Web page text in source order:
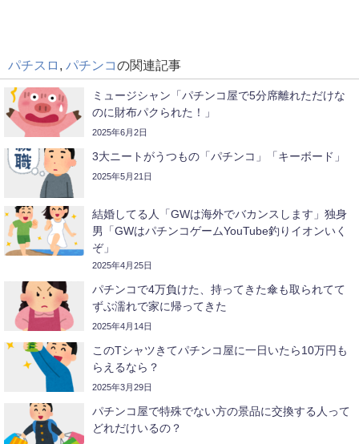
パチスロ , パチンコの関連記事
ミュージシャン「パチンコ屋で5分席離れただけな
のに財布パクられた！」
2025年6月2日
3大ニートがうつもの「パチンコ」「キーボード」
2025年5月21日
結婚してる人「GWは海外でバカンスします」独身
男「GWはパチンコゲームYouTube釣りイオンいく
ぞ」
2025年4月25日
パチンコで4万負けた、持ってきた傘も取られてて
ずぶ濡れで家に帰ってきた
2025年4月14日
このTシャツきてパチンコ屋に一日いたら10万円も
らえるなら？
2025年3月29日
パチンコ屋で特殊でない方の景品に交換する人って
どれだけいるの？